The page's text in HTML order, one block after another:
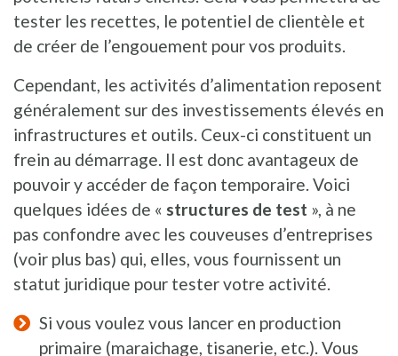
tester les recettes, le potentiel de clientèle et
de créer de l’engouement pour vos produits.
Cependant, les activités d’alimentation reposent
généralement sur des investissements élevés en
infrastructures et outils. Ceux-ci constituent un
frein au démarrage. Il est donc avantageux de
pouvoir y accéder de façon temporaire. Voici
quelques idées de « structures de test », à ne
pas confondre avec les couveuses d’entreprises
(voir plus bas) qui, elles, vous fournissent un
statut juridique pour tester votre activité.
Si vous voulez vous lancer en production
primaire (maraichage, tisanerie, etc.). Vous